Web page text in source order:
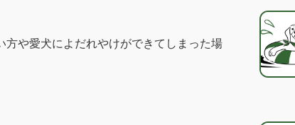
や愛犬によだれやけができてしまった場